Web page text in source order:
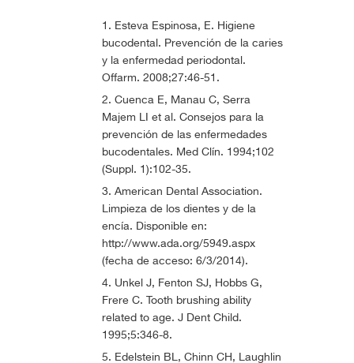
Esteva Espinosa, E. Higiene
bucodental. Prevención de la caries
y la enfermedad periodontal.
Offarm. 2008;27:46-51.
Cuenca E, Manau C, Serra
Majem LI et al. Consejos para la
prevención de las enfermedades
bucodentales. Med Clín. 1994;102
(Suppl. 1):102-35.
American Dental Association.
Limpieza de los dientes y de la
encía. Disponible en:
http://www.ada.org/5949.aspx
(fecha de acceso: 6/3/2014).
Unkel J, Fenton SJ, Hobbs G,
Frere C. Tooth brushing ability
related to age. J Dent Child.
1995;5:346-8.
Edelstein BL, Chinn CH, Laughlin